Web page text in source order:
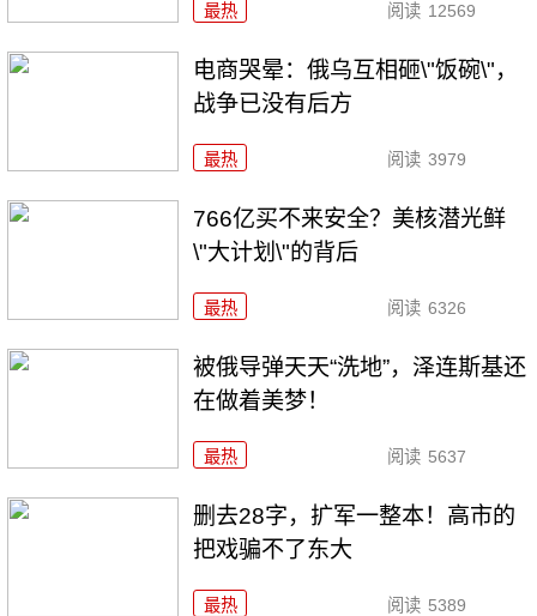
最热 阅读 12569
电商哭晕：俄乌互相砸\"饭碗\"，
战争已没有后方
最热 阅读 3979
766亿买不来安全？美核潜光鲜
\"大计划\"的背后
最热 阅读 6326
被俄导弹天天“洗地”，泽连斯基还
在做着美梦！
最热 阅读 5637
删去28字，扩军一整本！高市的
把戏骗不了东大
最热 阅读 5389